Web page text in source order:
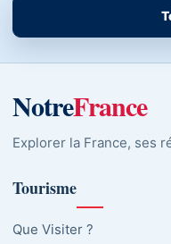
NotreFrance
Explorer la France, ses
Tourisme
Que Visiter ?